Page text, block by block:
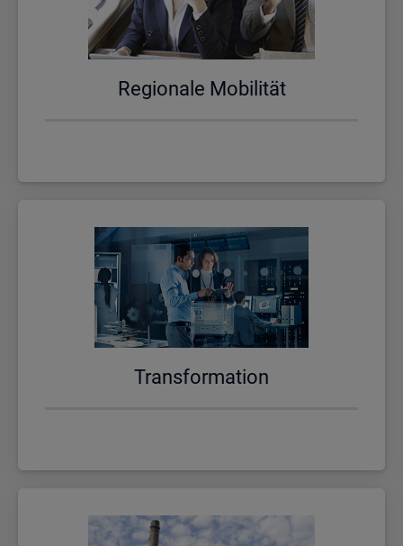
Re­gio­na­le Mo­bi­li­tät
Trans­for­ma­ti­on